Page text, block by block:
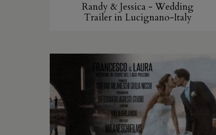
Randy & Jessica - Wedding
Trailer in Lucignano-Italy